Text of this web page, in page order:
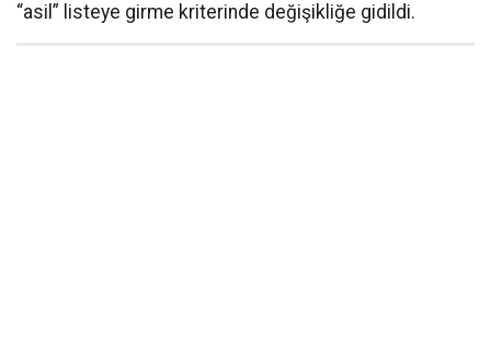
“asil” listeye girme kriterinde değişikliğe gidildi.